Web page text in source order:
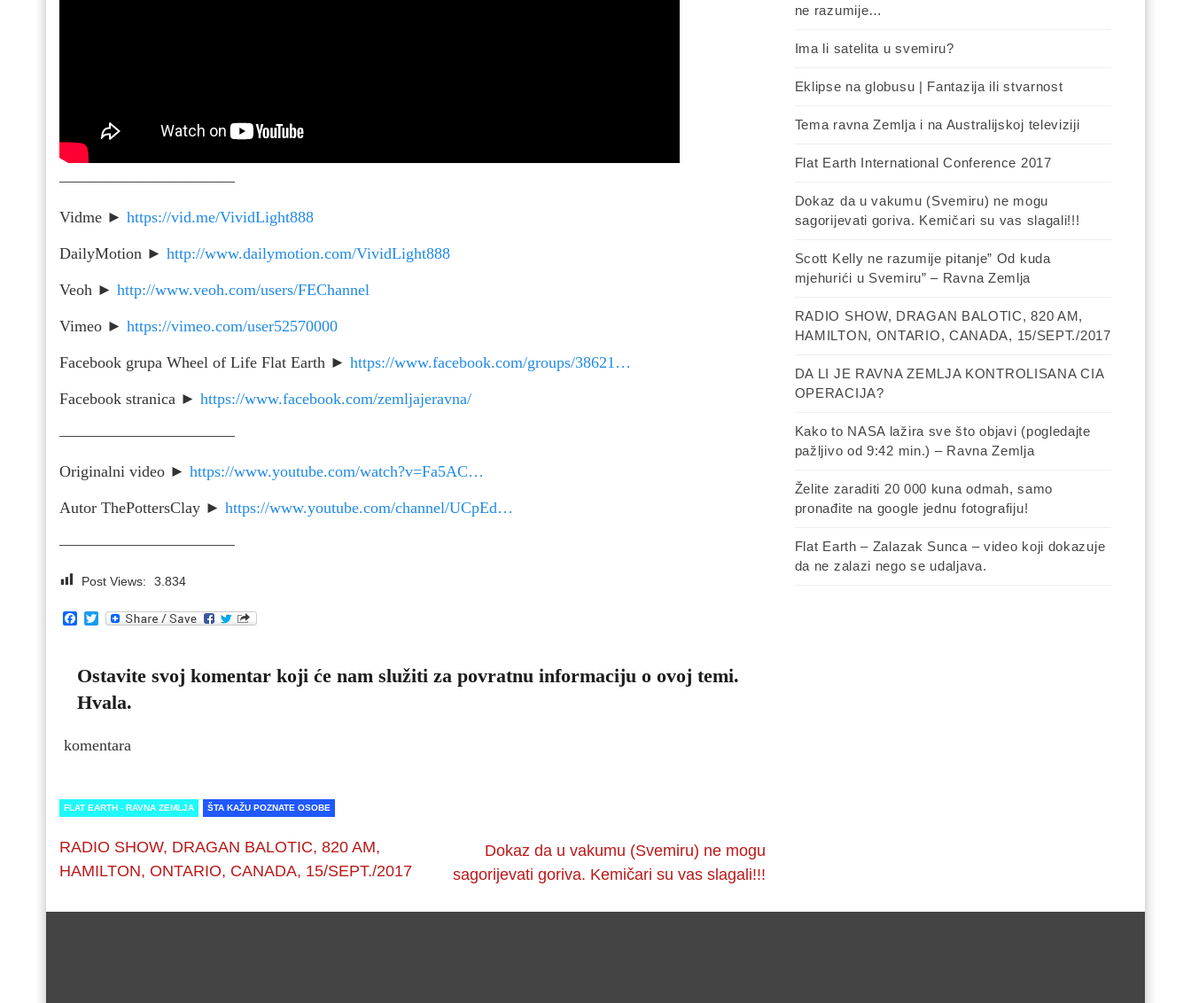
———————————
Vidme ► https://vid.me/VividLight888
DailyMotion ► http://www.dailymotion.com/VividLight888
Veoh ► http://www.veoh.com/users/FEChannel
Vimeo ► https://vimeo.com/user52570000
Facebook grupa Wheel of Life Flat Earth ► https://www.facebook.com/groups/38621…
Facebook stranica ► https://www.facebook.com/zemljajeravna/
———————————
Originalni video ► https://www.youtube.com/watch?v=Fa5AC…
Autor ThePottersClay ► https://www.youtube.com/channel/UCpEd…
———————————
Post Views: 3.834
Facebook
Twitter
Ostavite svoj komentar koji će nam služiti za povratnu informaciju o ovoj temi.
Hvala.
komentara
FLAT EARTH - RAVNA ZEMLJA ŠTA KAŽU POZNATE OSOBE
RADIO SHOW, DRAGAN BALOTIC, 820 AM,
HAMILTON, ONTARIO, CANADA, 15/SEPT./2017
Dokaz da u vakumu (Svemiru) ne mogu
sagorijevati goriva. Kemičari su vas slagali!!!
ne razumije…
Ima li satelita u svemiru?
Eklipse na globusu | Fantazija ili stvarnost
Tema ravna Zemlja i na Australijskoj televiziji
Flat Earth International Conference 2017
Dokaz da u vakumu (Svemiru) ne mogu
sagorijevati goriva. Kemičari su vas slagali!!!
Scott Kelly ne razumije pitanje” Od kuda
mjehurići u Svemiru” – Ravna Zemlja
RADIO SHOW, DRAGAN BALOTIC, 820 AM,
HAMILTON, ONTARIO, CANADA, 15/SEPT./2017
DA LI JE RAVNA ZEMLJA KONTROLISANA CIA
OPERACIJA?
Kako to NASA lažira sve što objavi (pogledajte
pažljivo od 9:42 min.) – Ravna Zemlja
Želite zaraditi 20 000 kuna odmah, samo
pronađite na google jednu fotografiju!
Flat Earth – Zalazak Sunca – video koji dokazuje
da ne zalazi nego se udaljava.